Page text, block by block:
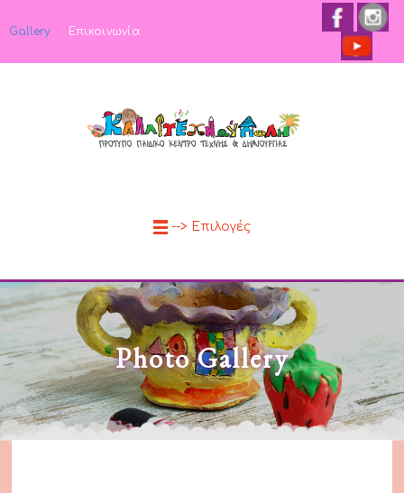
Gallery Επικοινωνία
--> Επιλογές
Photo Gallery